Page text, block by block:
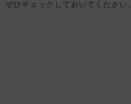
ぜひチェックしておいてください